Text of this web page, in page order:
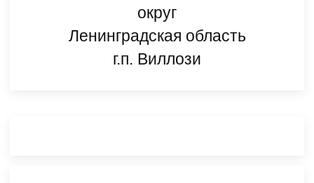
округ
Ленинградская область
г.п. Виллози